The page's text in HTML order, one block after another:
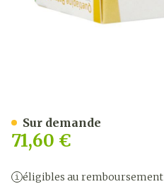
71,60 €
éligibles au remboursement
Sur demande